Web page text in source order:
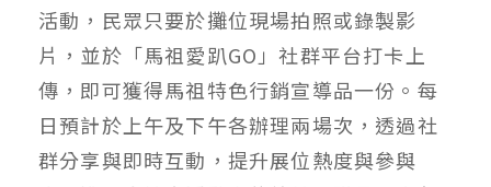
活動，民眾只要於攤位現場拍照或錄製影
片，並於「馬祖愛趴GO」社群平台打卡上
傳，即可獲得馬祖特色行銷宣導品一份。每
日預計於上午及下午各辦理兩場次，透過社
群分享與即時互動，提升展位熱度與參與